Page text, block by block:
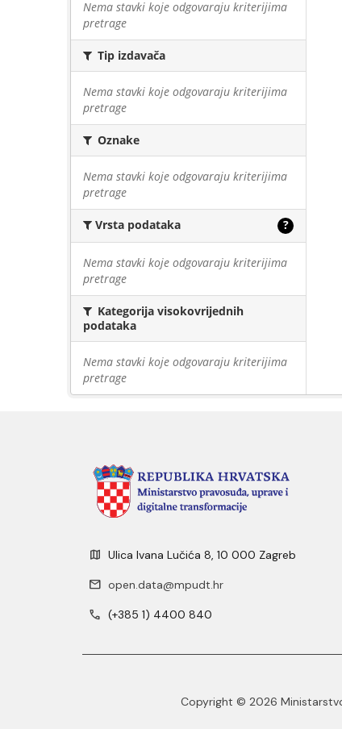
Nema stavki koje odgovaraju kriterijima
pretrage
Tip izdavača
Nema stavki koje odgovaraju kriterijima
pretrage
Oznake
Nema stavki koje odgovaraju kriterijima
pretrage
Vrsta podataka ?
Nema stavki koje odgovaraju kriterijima
pretrage
Kategorija visokovrijednih
podataka
Nema stavki koje odgovaraju kriterijima
pretrage